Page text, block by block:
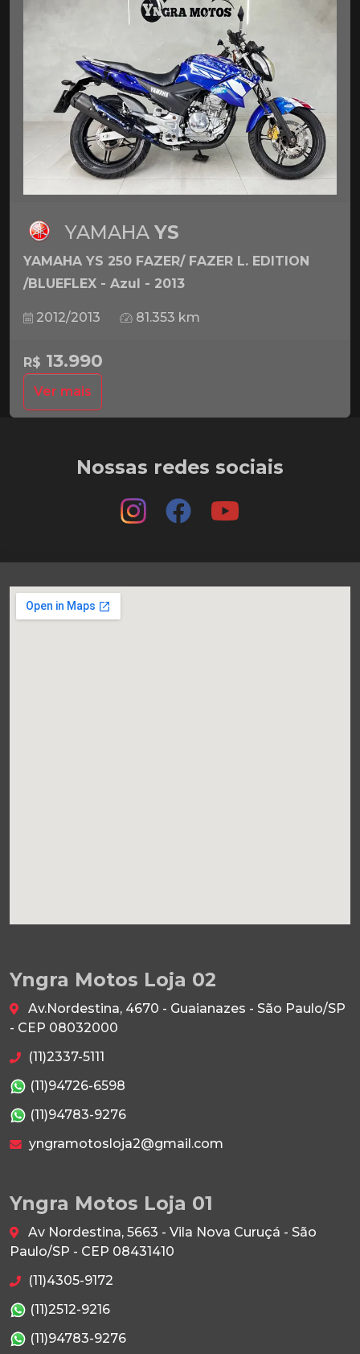
YAMAHA YS
YAMAHA YS 250 FAZER/ FAZER L. EDITION
/BLUEFLEX - Azul - 2013
2012/2013 81.353 km
R$ 13.990
Ver mais
Nossas redes sociais
Yngra Motos Loja 02
Av.Nordestina, 4670 - Guaianazes - São Paulo/SP
- CEP 08032000
(11)2337-5111
(11)94726-6598
(11)94783-9276
yngramotosloja2@gmail.com
Yngra Motos Loja 01
Av Nordestina, 5663 - Vila Nova Curuçá - São
Paulo/SP - CEP 08431410
(11)4305-9172
(11)2512-9216
(11)94783-9276